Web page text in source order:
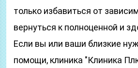
только избавиться от
вернуться к полноценной и
Если вы или ваши близкие
помощи, клиника "Клиника